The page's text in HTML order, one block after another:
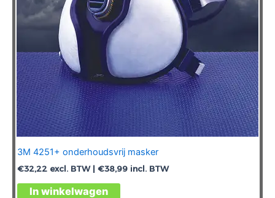
3M 4251+ onderhoudsvrij masker
€32,22 excl. BTW | €38,99 incl. BTW
In winkelwagen